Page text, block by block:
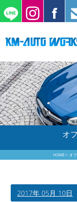
オ
HOME オ
2017年 05月 10日